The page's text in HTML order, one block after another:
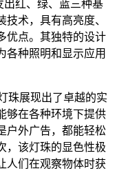
出红、绿、蓝三种基
术，具有高亮度、
优点。其独特的设计
各种照明和显示应用
珠展现出了卓越的实
够在各种环境下提供
户外广告，都能轻松
，该灯珠的显色性极
人们在观察物体时获